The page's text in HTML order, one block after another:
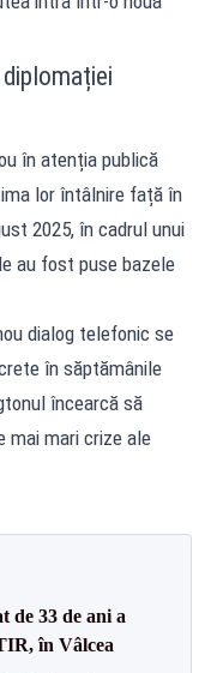
în atenția publică
lor întâlnire față în
2025, în cadrul unui
au fost puse bazele
dialog telefonic se
în săptămânile
încearcă să
mai mari crize ale
de 33 de ani a
în Vâlcea